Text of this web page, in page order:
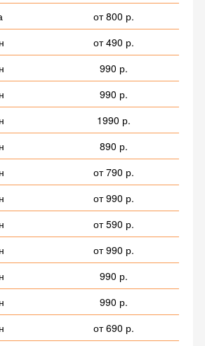
от 800 р.
от 490 р.
990 р.
990 р.
1990 р.
890 р.
от 790 р.
от 990 р.
от 590 р.
от 990 р.
990 р.
990 р.
от 690 р.